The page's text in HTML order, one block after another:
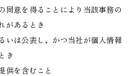
同意を得ることにより当該事務の
があるとき
いは公表し、かつ当社が個人情報
き
供を含むこと